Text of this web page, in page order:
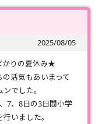
2025/08/05
かりの夏休み★
活気もあいまって
でした。
7、8日の3日間小学
いました。